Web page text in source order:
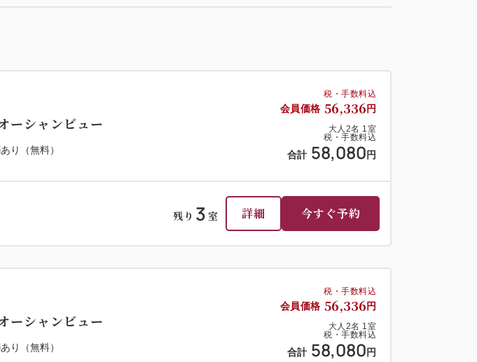
税・手数料込
会員価格 56,336 円
大人 2名 1室
税・手数料込
合計 58,080 円
ーシャンビュー
り（無料）
残り 3 室 詳細 今すぐ予約
税・手数料込
会員価格 56,336 円
大人 2名 1室
税・手数料込
合計 58,080 円
ーシャンビュー
り（無料）